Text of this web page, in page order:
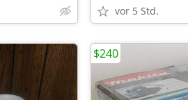
vor 5 Std.
$240